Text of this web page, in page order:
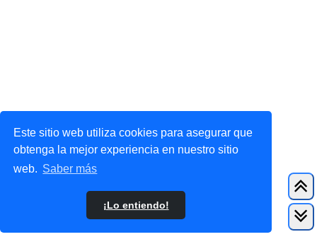
Este sitio web utiliza cookies para asegurar que
obtenga la mejor experiencia en nuestro sitio
web. Saber más
¡Lo entiendo!